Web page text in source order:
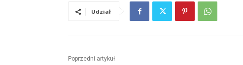
Udział
Poprzedni artykuł